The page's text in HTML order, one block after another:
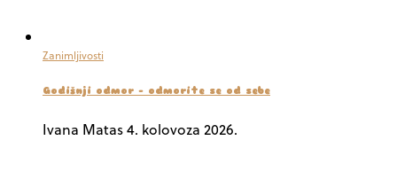
Zanimljivosti
Godišnji odmor – odmorite se od sebe
Ivana Matas4. kolovoza 2026.